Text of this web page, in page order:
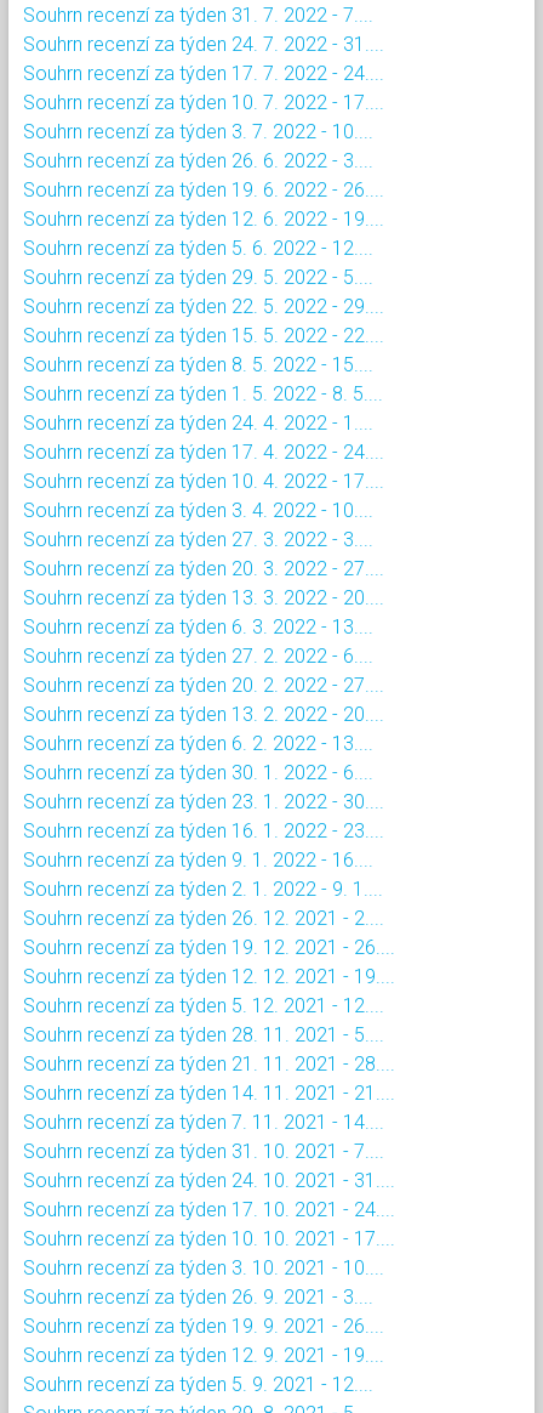
Souhrn recenzí za týden 31. 7. 2022 - 7....
Souhrn recenzí za týden 24. 7. 2022 - 31....
Souhrn recenzí za týden 17. 7. 2022 - 24....
Souhrn recenzí za týden 10. 7. 2022 - 17....
Souhrn recenzí za týden 3. 7. 2022 - 10....
Souhrn recenzí za týden 26. 6. 2022 - 3....
Souhrn recenzí za týden 19. 6. 2022 - 26....
Souhrn recenzí za týden 12. 6. 2022 - 19....
Souhrn recenzí za týden 5. 6. 2022 - 12....
Souhrn recenzí za týden 29. 5. 2022 - 5....
Souhrn recenzí za týden 22. 5. 2022 - 29....
Souhrn recenzí za týden 15. 5. 2022 - 22....
Souhrn recenzí za týden 8. 5. 2022 - 15....
Souhrn recenzí za týden 1. 5. 2022 - 8. 5....
Souhrn recenzí za týden 24. 4. 2022 - 1....
Souhrn recenzí za týden 17. 4. 2022 - 24....
Souhrn recenzí za týden 10. 4. 2022 - 17....
Souhrn recenzí za týden 3. 4. 2022 - 10....
Souhrn recenzí za týden 27. 3. 2022 - 3....
Souhrn recenzí za týden 20. 3. 2022 - 27....
Souhrn recenzí za týden 13. 3. 2022 - 20....
Souhrn recenzí za týden 6. 3. 2022 - 13....
Souhrn recenzí za týden 27. 2. 2022 - 6....
Souhrn recenzí za týden 20. 2. 2022 - 27....
Souhrn recenzí za týden 13. 2. 2022 - 20....
Souhrn recenzí za týden 6. 2. 2022 - 13....
Souhrn recenzí za týden 30. 1. 2022 - 6....
Souhrn recenzí za týden 23. 1. 2022 - 30....
Souhrn recenzí za týden 16. 1. 2022 - 23....
Souhrn recenzí za týden 9. 1. 2022 - 16....
Souhrn recenzí za týden 2. 1. 2022 - 9. 1....
Souhrn recenzí za týden 26. 12. 2021 - 2....
Souhrn recenzí za týden 19. 12. 2021 - 26....
Souhrn recenzí za týden 12. 12. 2021 - 19....
Souhrn recenzí za týden 5. 12. 2021 - 12....
Souhrn recenzí za týden 28. 11. 2021 - 5....
Souhrn recenzí za týden 21. 11. 2021 - 28....
Souhrn recenzí za týden 14. 11. 2021 - 21....
Souhrn recenzí za týden 7. 11. 2021 - 14....
Souhrn recenzí za týden 31. 10. 2021 - 7....
Souhrn recenzí za týden 24. 10. 2021 - 31....
Souhrn recenzí za týden 17. 10. 2021 - 24....
Souhrn recenzí za týden 10. 10. 2021 - 17....
Souhrn recenzí za týden 3. 10. 2021 - 10....
Souhrn recenzí za týden 26. 9. 2021 - 3....
Souhrn recenzí za týden 19. 9. 2021 - 26....
Souhrn recenzí za týden 12. 9. 2021 - 19....
Souhrn recenzí za týden 5. 9. 2021 - 12....